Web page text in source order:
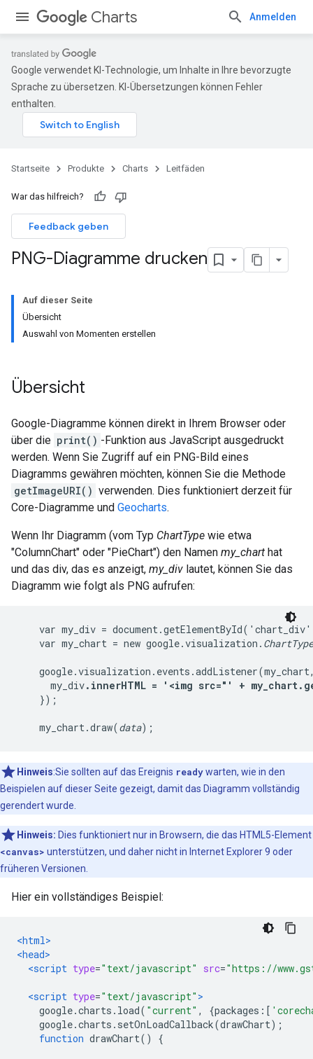
Charts Anmelden
Google verwendet KI-Technologie, um Inhalte in Ihre bevorzugte
Sprache zu übersetzen. KI-Übersetzungen können Fehler
enthalten.
Startseite Produkte Charts Leitfäden
War das hilfreich?
Feedback geben
PNG-Diagramme drucken
Auf dieser Seite
Übersicht
Auswahl von Momenten erstellen
Übersicht
Google-Diagramme können direkt in Ihrem Browser oder
über die print() -Funktion aus JavaScript ausgedruckt
werden. Wenn Sie Zugriff auf ein PNG-Bild eines
Diagramms gewähren möchten, können Sie die Methode
getImageURI() verwenden. Dies funktioniert derzeit für
Core-Diagramme und Geocharts.
Wenn Ihr Diagramm (vom Typ ChartType wie etwa
"ColumnChart" oder "PieChart") den Namen my_chart hat
und das div, das es anzeigt, my_div lautet, können Sie das
Diagramm wie folgt als PNG aufrufen:
var my_div =
    var my_chart = new google.visualization.
ChartType
      my_div
.innerHTML = '<img src="' +
    });
    my_chart.draw(
data
Hinweis:Sie sollten auf das Ereignis readywarten, wie in den
Beispielen auf dieser Seite gezeigt, damit das Diagramm vollständig
gerendert wurde.
Hinweis: Dies funktioniert nur in Browsern, die das HTML5-Element
<canvas> unterstützen, und daher nicht in Internet Explorer 9 oder
früheren Versionen.
Hier ein vollständiges Beispiel:
<html>
<head>
<script type="text/javascript" src="https://
<script type="text/javascript" >
google.charts . load( "current" , {packages :[
google.charts . setOnLoadCallback(drawChart);
function drawChart() {